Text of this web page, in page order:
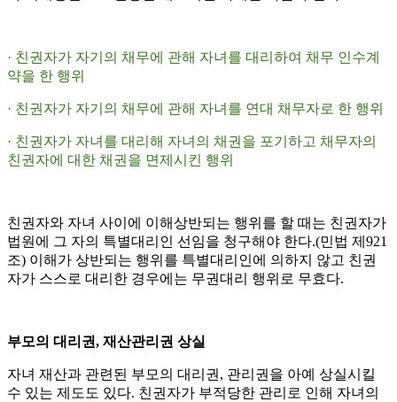
· 친권자가 자기의 채무에 관해 자녀를 대리하여 채무 인수계
약을 한 행위
· 친권자가 자기의 채무에 관해 자녀를 연대 채무자로 한 행위
· 친권자가 자녀를 대리해 자녀의 채권을 포기하고 채무자의
친권자에 대한 채권을 면제시킨 행위
친권자와 자녀 사이에 이해상반되는 행위를 할 때는 친권자가
법원에 그 자의 특별대리인 선임을 청구해야 한다.(민법 제921
조) 이해가 상반되는 행위를 특별대리인에 의하지 않고 친권
자가 스스로 대리한 경우에는 무권대리 행위로 무효다.
부모의 대리권, 재산관리권 상실
자녀 재산과 관련된 부모의 대리권, 관리권을 아예 상실시킬
수 있는 제도도 있다. 친권자가 부적당한 관리로 인해 자녀의